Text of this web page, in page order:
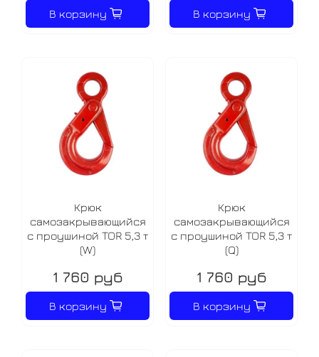
В корзину В корзину
Крюк
самозакрывающийся
с проушиной TOR 5,3 т
(W)
1 760 руб
В корзину
Крюк
самозакрывающийся
с проушиной TOR 5,3 т
(Q)
1 760 руб
В корзину